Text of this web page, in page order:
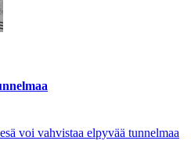
voi vahvistaa elpyvää tunnelmaa